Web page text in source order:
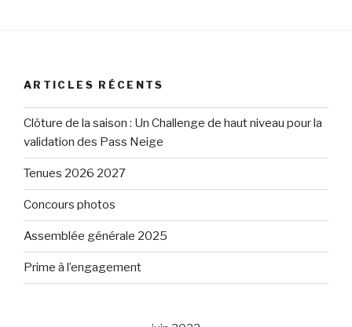
ARTICLES RÉCENTS
Clôture de la saison : Un Challenge de haut niveau pour la
validation des Pass Neige
Tenues 2026 2027
Concours photos
Assemblée générale 2025
Prime à l’engagement